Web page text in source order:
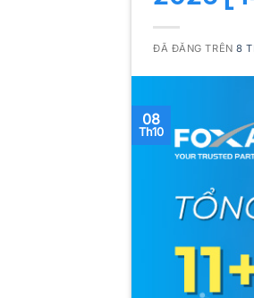
ĐÃ ĐĂNG TRÊN8
08
Th10